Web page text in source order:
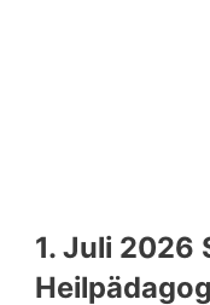
1. Juli 2026